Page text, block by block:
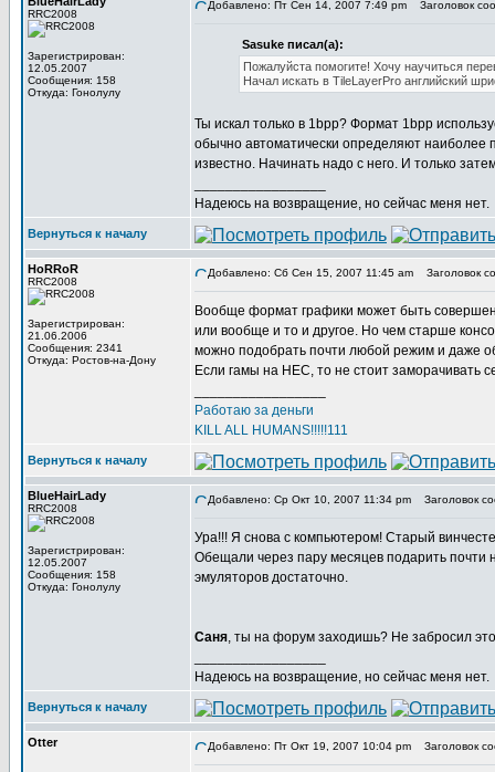
RRC2008
Зарегистрирован:
12.05.2007
Сообщения: 158
Откуда: Гонолулу
Добавлено: Пт Сен 14, 2007 7:49 pm Заголовок
Sasuke писал(а):
Пожалуйста помогите! Хочу научиться
Начал искать в TileLayerPro английский
Ты искал только в 1bpp? Формат 1bpp
обычно автоматически определяют наиболее
известно. Начинать надо с него. И только
Надеюсь на возвращение, но сейчас меня нет.
Вернуться к началу
HoRRoR
RRC2008
Зарегистрирован:
21.06.2006
Сообщения: 2341
Откуда: Ростов-на-Дону
Добавлено: Сб Сен 15, 2007 11:45 am Заголовок
Вообще формат графики может быть
или вообще и то и другое. Но чем старше
можно подобрать почти любой режим и даже
Если гамы на НЕС, то не стоит заморачивать
Работаю за деньги
KILL ALL HUMANS!!!!!111
Вернуться к началу
BlueHairLady
RRC2008
Зарегистрирован:
12.05.2007
Сообщения: 158
Откуда: Гонолулу
Добавлено: Ср Окт 10, 2007 11:34 pm Заголовок
Ура!!! Я снова с компьютером! Старый
Обещали через пару месяцев подарить почти
эмуляторов достаточно.
Саня, ты на форум заходишь? Не забросил
Надеюсь на возвращение, но сейчас меня нет.
Вернуться к началу
Otter Добавлено: Пт Окт 19, 2007 10:04 pm Заголовок